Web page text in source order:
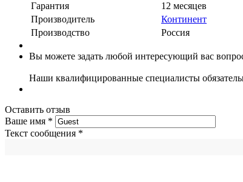
Гарантия
12 месяцев
Производитель
Континент
Производство
Россия
Вы можете задать любой интересующий вас
Наши квалифицированные специалисты
Оставить отзыв
Ваше имя *
Текст сообщения *